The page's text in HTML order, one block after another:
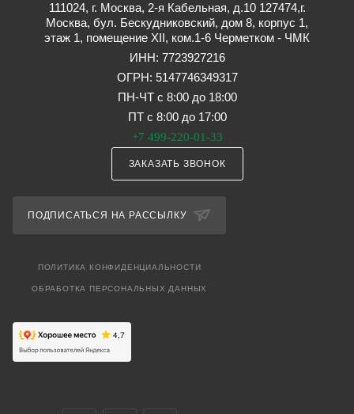
111024, г. Москва, 2-я Кабельная, д.10 127474,г.
Москва, бул. Бескудниковский, дом 8, корпус 1,
этаж 1, помещение XII, ком.1-6 Черметком - ЧМК
ИНН: 7723927216
ОГРН: 5147746349317
ПН-ЧТ с 8:00 до 18:00
ПТ с 8:00 до 17:00
+7 499-220-01-33
ЗАКАЗАТЬ ЗВОНОК
ПОДПИСАТЬСЯ НА РАССЫЛКУ
ПОЛИТИКА КОНФИДЕНЦИАЛЬНОСТИ
ОБРАБОТКА ПЕРСОНАЛЬНЫХ ДАННЫХ